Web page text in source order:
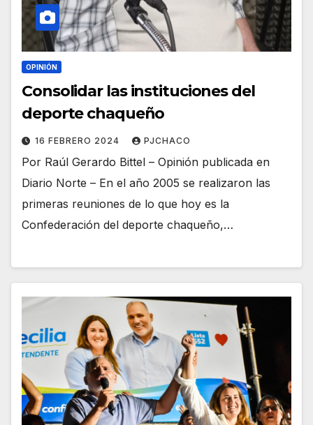
OPINIÓN
Consolidar las instituciones del
deporte chaqueño
16 FEBRERO 2024 PJCHACO
Por Raúl Gerardo Bittel – Opinión publicada en
Diario Norte – En el año 2005 se realizaron las
primeras reuniones de lo que hoy es la
Confederación del deporte chaqueño,…